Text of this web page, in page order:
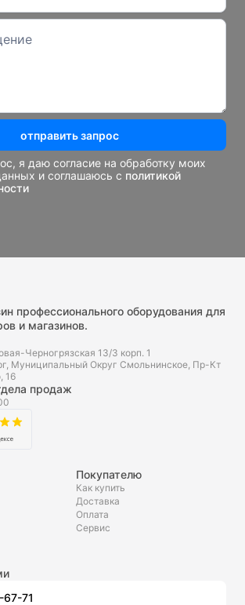
отправить запрос
я даю согласие на обработку моих
и соглашаюсь с политикой
профессионального оборудования для
и магазинов.
Черногрязская 13/3 корп. 1
Муниципальный Округ Смольнинское, Пр-Кт
16
продаж
Покупателю
Как купить
Доставка
Оплата
Сервис
71